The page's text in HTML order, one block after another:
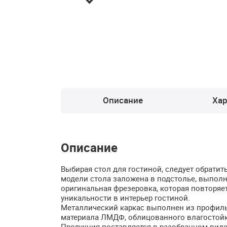
Описание
Описание
Выбирая стол для гостиной, следует
модели стола заложена в подстолье,
оригинальная фрезеровка, которая
уникальности в интерьер гостиной.
Металлический каркас выполнен из
материала ЛМДФ, облицованного